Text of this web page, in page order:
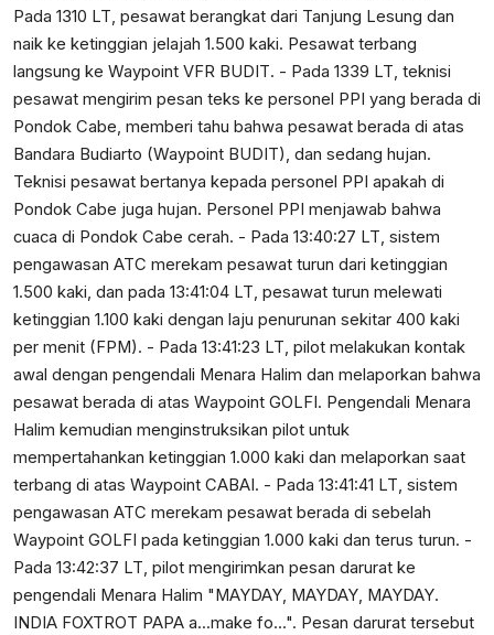
Pada 1310 LT, pesawat berangkat dari Tanjung Lesung dan
naik ke ketinggian jelajah 1.500 kaki. Pesawat terbang
langsung ke Waypoint VFR BUDIT. - Pada 1339 LT, teknisi
pesawat mengirim pesan teks ke personel PPI yang berada di
Pondok Cabe, memberi tahu bahwa pesawat berada di atas
Bandara Budiarto (Waypoint BUDIT), dan sedang hujan.
Teknisi pesawat bertanya kepada personel PPI apakah di
Pondok Cabe juga hujan. Personel PPI menjawab bahwa
cuaca di Pondok Cabe cerah. - Pada 13:40:27 LT, sistem
pengawasan ATC merekam pesawat turun dari ketinggian
1.500 kaki, dan pada 13:41:04 LT, pesawat turun melewati
ketinggian 1.100 kaki dengan laju penurunan sekitar 400 kaki
per menit (FPM). - Pada 13:41:23 LT, pilot melakukan kontak
awal dengan pengendali Menara Halim dan melaporkan bahwa
pesawat berada di atas Waypoint GOLFI. Pengendali Menara
Halim kemudian menginstruksikan pilot untuk
mempertahankan ketinggian 1.000 kaki dan melaporkan saat
terbang di atas Waypoint CABAI. - Pada 13:41:41 LT, sistem
pengawasan ATC merekam pesawat berada di sebelah
Waypoint GOLFI pada ketinggian 1.000 kaki dan terus turun. -
Pada 13:42:37 LT, pilot mengirimkan pesan darurat ke
pengendali Menara Halim "MAYDAY, MAYDAY, MAYDAY.
INDIA FOXTROT PAPA a...make fo...". Pesan darurat tersebut